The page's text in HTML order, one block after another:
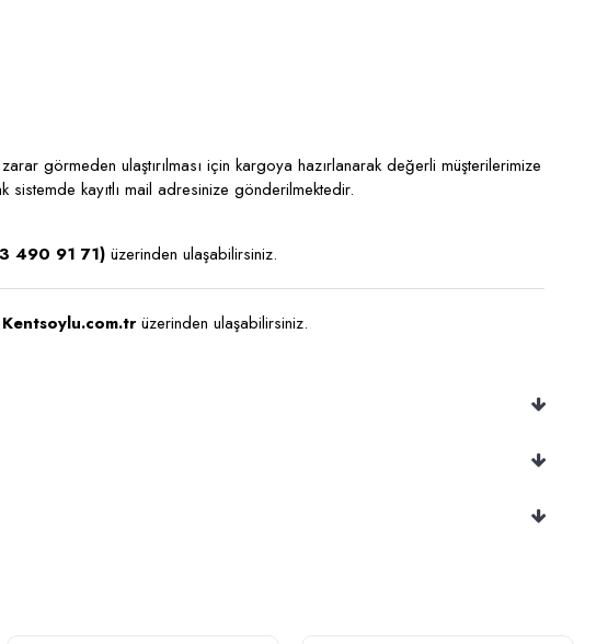
görmeden ulaştırılması için kargoya hazırlanarak değerli müşterilerimize
sistemde kayıtlı mail adresinize gönderilmektedir.
490 91 71) üzerinden ulaşabilirsiniz.
Kentsoylu.com.trüzerinden ulaşabilirsiniz.